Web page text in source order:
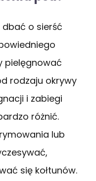
dbać o sierść
pielęgnować
rodzaju okrywy
i zabiegi
różnić.
lub
się kołtunów.